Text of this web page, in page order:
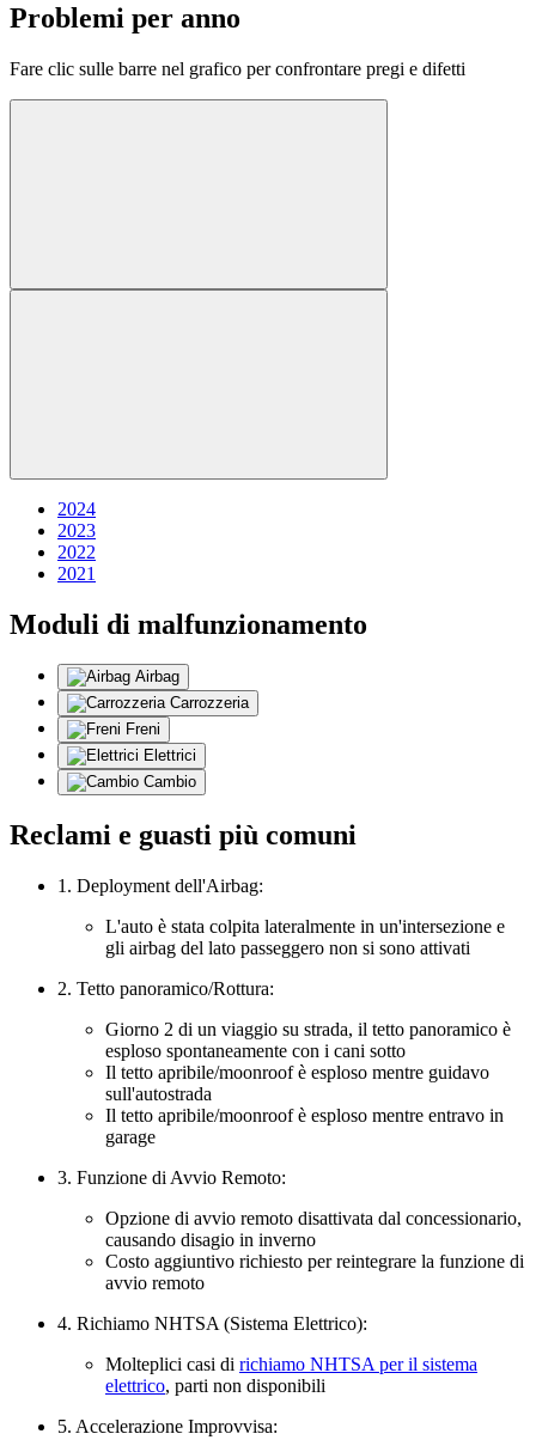
Problemi per anno
Fare clic sulle barre nel grafico per confrontare pregi e difetti
2024
2023
2022
2021
Moduli di malfunzionamento
Airbag
Carrozzeria
Freni
Elettrici
Cambio
Reclami e guasti più comuni
1. Deployment dell'Airbag:
L'auto è stata colpita lateralmente in un'intersezione e
gli airbag del lato passeggero non si sono attivati
2. Tetto panoramico/Rottura:
Giorno 2 di un viaggio su strada, il tetto panoramico è
esploso spontaneamente con i cani sotto
Il tetto apribile/moonroof è esploso mentre guidavo
sull'autostrada
Il tetto apribile/moonroof è esploso mentre entravo in
garage
3. Funzione di Avvio Remoto:
Opzione di avvio remoto disattivata dal concessionario,
causando disagio in inverno
Costo aggiuntivo richiesto per reintegrare la funzione di
avvio remoto
4. Richiamo NHTSA (Sistema Elettrico):
Molteplici casi di richiamo NHTSA per il sistema
elettrico, parti non disponibili
5. Accelerazione Improvvisa: